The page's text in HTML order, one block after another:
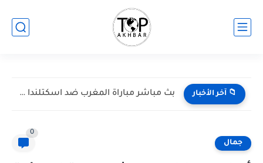
📁 آخر الأخبار بث مباشر مباراة المغرب ضد اسكتلندا في كأس العالم 2026...
جمال
0